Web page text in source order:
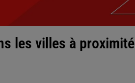
les villes à proximité